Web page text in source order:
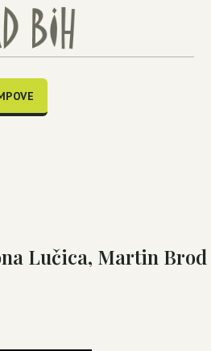
Lučica, Martin Brod